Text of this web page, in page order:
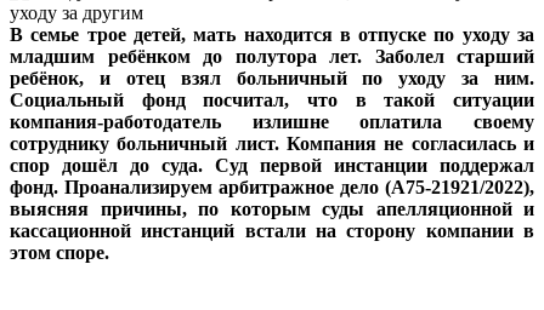
В семье трое детей, мать находится в отпуске по уходу за
младшим ребёнком до полутора лет. Заболел старший
ребёнок, и отец взял больничный по уходу за ним.
Социальный фонд посчитал, что в такой ситуации
компания-работодатель излишне оплатила своему
сотруднику больничный лист. Компания не согласилась и
спор дошёл до суда. Суд первой инстанции поддержал
фонд. Проанализируем арбитражное дело (А75-21921/2022),
выясняя причины, по которым суды апелляционной и
кассационной инстанций встали на сторону компании в
этом споре.